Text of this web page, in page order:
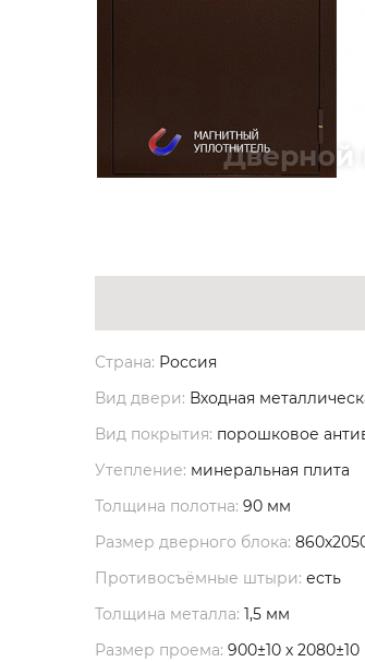
Страна: Россия
Вид двери: Входная
Вид покрытия: порошковое
Утепление: минеральная плита
Толщина полотна: 90 мм
Размер дверного блока:
Противосъёмные штыри: есть
Толщина металла: 1,5 мм
Размер проема: 900±10 х